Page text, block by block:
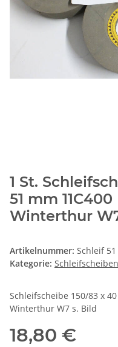
1 St.
51 mm 11C400
Winterthur
Artikelnummer: Schleif 51
Kategorie:
Schleifscheibe 150/83 x 40
Winterthur W7 s. Bild
18,80 €